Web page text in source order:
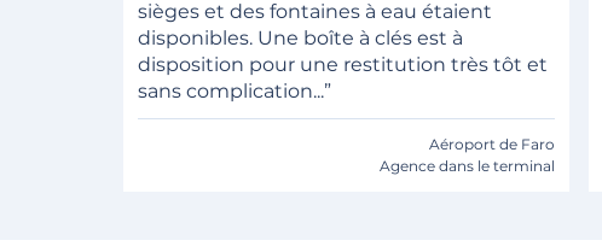
sièges et des fontaines à eau étaient
disponibles. Une boîte à clés est à
disposition pour une restitution très tôt et
sans complication...”
Aéroport de Faro
Agence dans le terminal